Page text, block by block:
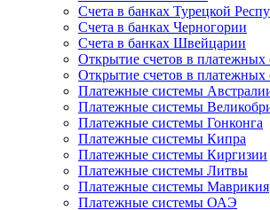
Счета в банках Турецкой
Счета в банках Черногории
Счета в банках Швейцарии
Открытие счетов в платежных
Открытие счетов в платежных
Платежные системы
Платежные системы
Платежные системы Гонконга
Платежные системы Кипра
Платежные системы Киргизии
Платежные системы Литвы
Платежные системы Маврикия
Платежные системы ОАЭ